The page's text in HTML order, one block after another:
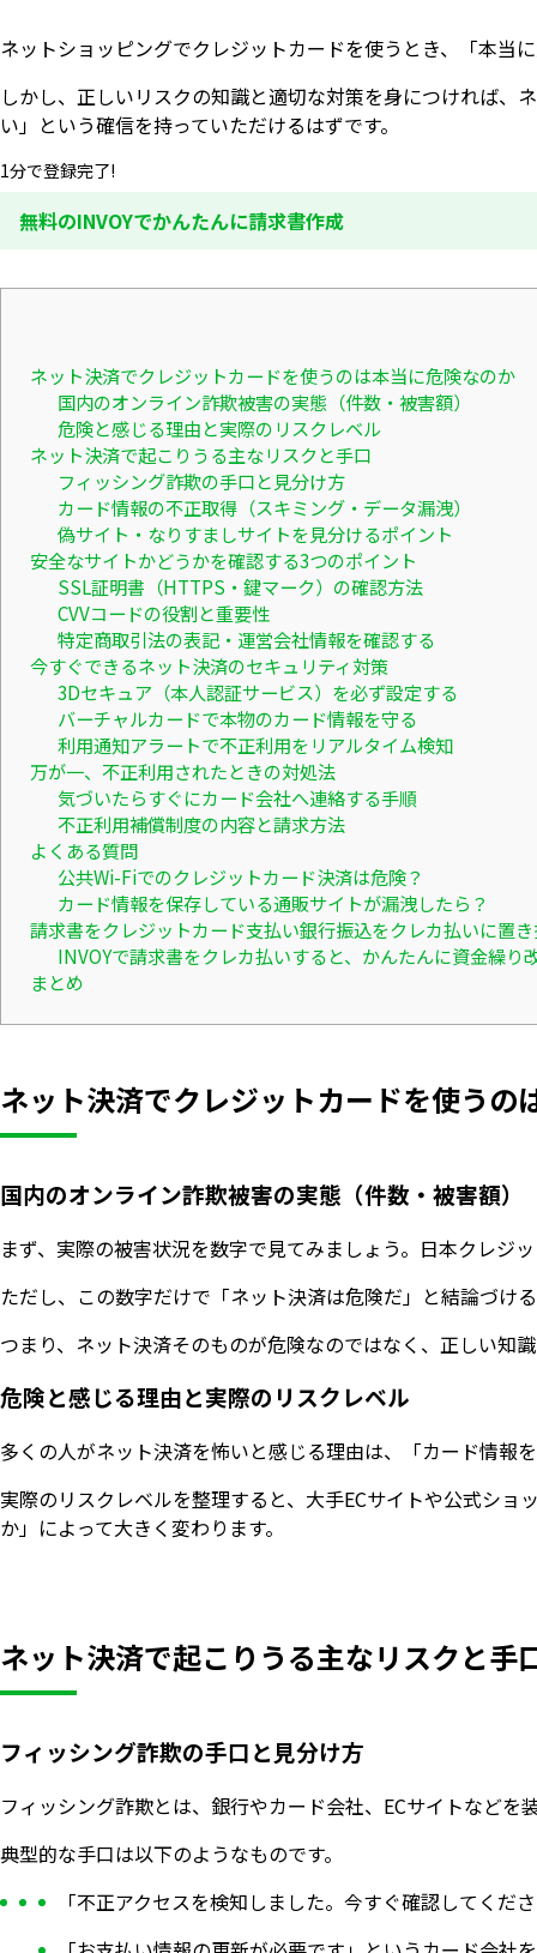
ネットショッピングでクレジットカードを使うとき、「本当
しかし、正しいリスクの知識と適切な対策を身につければ、
い」という確信を持っていただけるはずです。
1分で登録完了!
無料のINVOYでかんたんに請求書作成
ネット決済でクレジットカードを使うのは本当に危険なのか
国内のオンライン詐欺被害の実態（件数・被害額）
危険と感じる理由と実際のリスクレベル
ネット決済で起こりうる主なリスクと手口
フィッシング詐欺の手口と見分け方
カード情報の不正取得（スキミング・データ漏洩）
偽サイト・なりすましサイトを見分けるポイント
安全なサイトかどうかを確認する3つのポイント
SSL証明書（HTTPS・鍵マーク）の確認方法
CVVコードの役割と重要性
特定商取引法の表記・運営会社情報を確認する
今すぐできるネット決済のセキュリティ対策
3Dセキュア（本人認証サービス）を必ず設定する
バーチャルカードで本物のカード情報を守る
利用通知アラートで不正利用をリアルタイム検知
万が一、不正利用されたときの対処法
気づいたらすぐにカード会社へ連絡する手順
不正利用補償制度の内容と請求方法
よくある質問
公共Wi-Fiでのクレジットカード決済は危険？
カード情報を保存している通販サイトが漏洩したら？
請求書をクレジットカード支払い銀行振込をクレカ払いに置
INVOYで請求書をクレカ払いすると、かんたんに資金繰り
まとめ
ネット決済でクレジットカードを使うの
国内のオンライン詐欺被害の実態（件数・被害額）
まず、実際の被害状況を数字で見てみましょう。日本クレジ
ただし、この数字だけで「ネット決済は危険だ」と結論づけ
つまり、ネット決済そのものが危険なのではなく、正しい知
危険と感じる理由と実際のリスクレベル
多くの人がネット決済を怖いと感じる理由は、「カード情報
実際のリスクレベルを整理すると、大手ECサイトや公式シ
か」によって大きく変わります。
ネット決済で起こりうる主なリスクと手
フィッシング詐欺の手口と見分け方
フィッシング詐欺とは、銀行やカード会社、ECサイトなど
典型的な手口は以下のようなものです。
「不正アクセスを検知しました。今すぐ確認してくだ